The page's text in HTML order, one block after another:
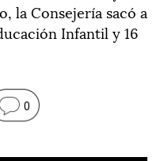
la Consejería sacó a
Infantil y 16
0